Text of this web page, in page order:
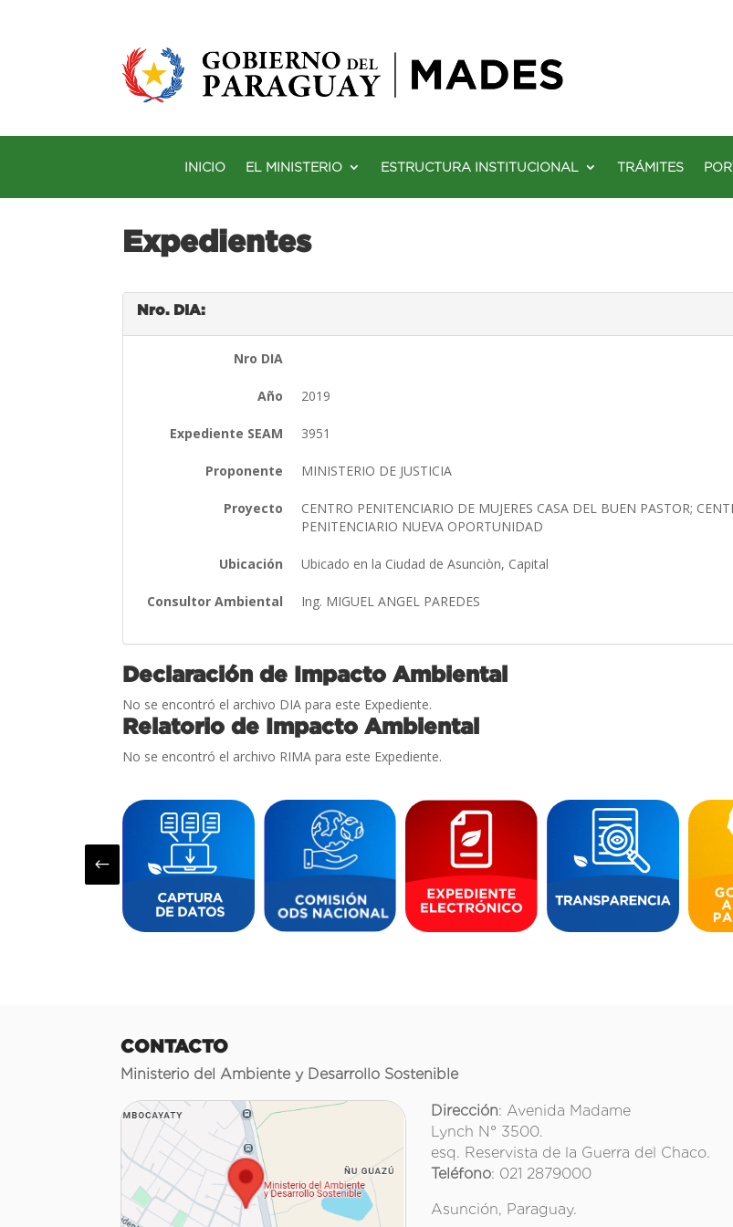
INICIO EL MINISTERIO ESTRUCTURA INSTITUCIONAL TRÁMITES
Expedientes
Nro. DIA:
Nro DIA
Año 2019
Expediente SEAM 3951
Proponente MINISTERIO DE JUSTICIA
Proyecto
CENTRO PENITENCIARIO DE MUJERES CASA DEL BUEN PASTOR;
PENITENCIARIO NUEVA OPORTUNIDAD
Ubicación Ubicado en la Ciudad de Asunciòn, Capital
Consultor Ambiental Ing. MIGUEL ANGEL PAREDES
Declaración de Impacto Ambiental
No se encontró el archivo DIA para este Expediente.
Relatorio de Impacto Ambiental
No se encontró el archivo RIMA para este Expediente.
#
CONTACTO
Ministerio del Ambiente y Desarrollo Sostenible
Dirección: Avenida Madame
Lynch N° 3500.
esq. Reservista de la Guerra del Chaco.
Teléfono: 021 2879000
Asunción, Paraguay.